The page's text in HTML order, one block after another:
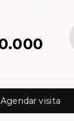
Agendar visita